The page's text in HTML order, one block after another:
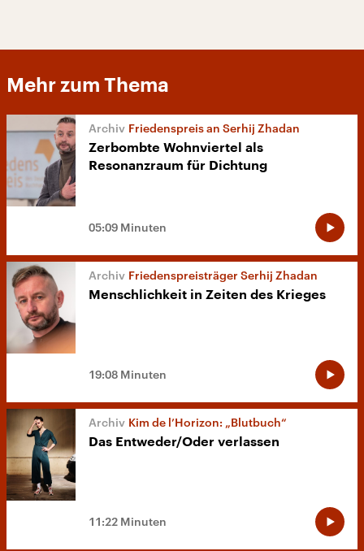
Mehr zum Thema
Friedenspreis an Serhij Zhadan
Zerbombte Wohnviertel als
Resonanzraum für Dichtung
05:09 Minuten
Friedenspreisträger Serhij Zhadan
Menschlichkeit in Zeiten des Krieges
19:08 Minuten
Kim de l’Horizon: „Blutbuch“
Das Entweder/Oder verlassen
11:22 Minuten